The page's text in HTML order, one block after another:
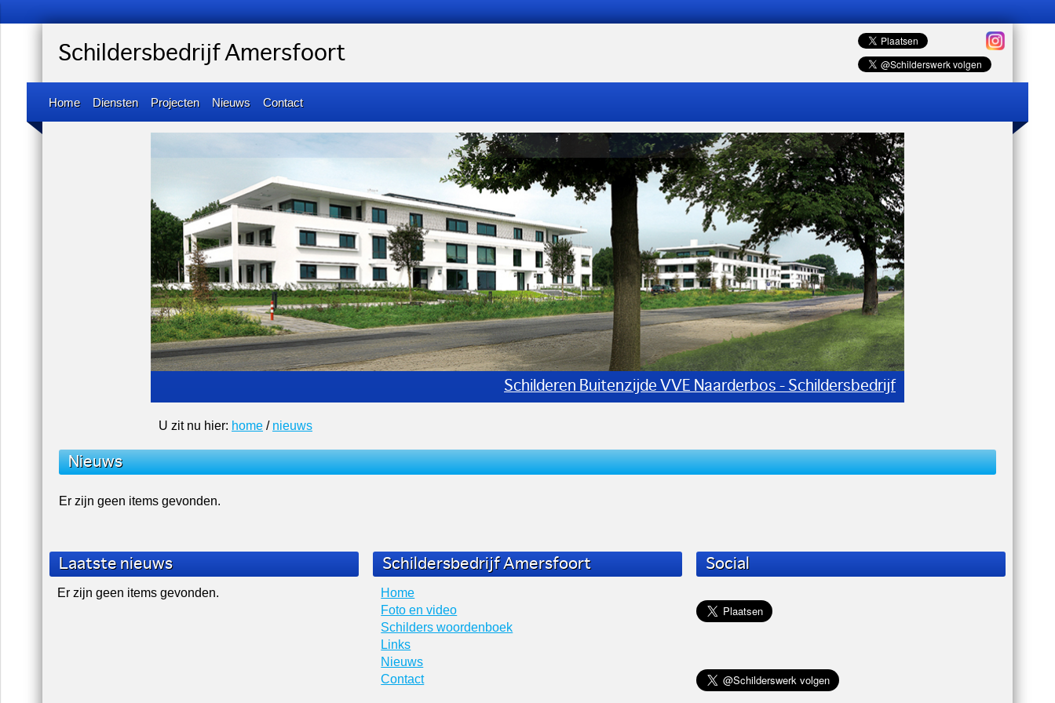
Schildersbedrijf Amersfoort
Home Diensten Projecten Nieuws Contact
Schilder Project: Buitenzijde Villa Hooglans
U zit nu hier: home / nieuws
Nieuws
Er zijn geen items gevonden.
Laatste nieuws
Er zijn geen items gevonden.
Schildersbedrijf Amersfoort
Home
Foto en video
Schilders woordenboek
Links
Nieuws
Contact
Social